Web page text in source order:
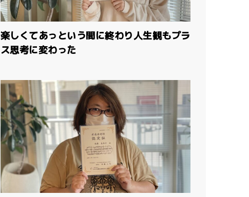
楽しくてあっという間に終わり人生観もプラ
ス思考に変わった